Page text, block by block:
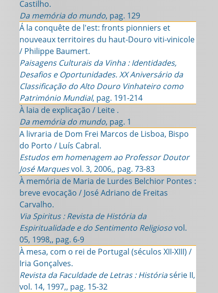
Castilho.
Da memória do mundo, pag. 129
Á la conquête de l'est: fronts pionniers et
nouveaux territoires du haut-Douro viti-vinicole
/ Philippe Baumert.
Paisagens Culturais da Vinha : Identidades,
Desafios e Oportunidades. XX Aniversário da
Classificação do Alto Douro Vinhateiro como
Património Mundial, pag. 191-214
À laia de explicação / Leite .
Da memória do mundo, pag. 1
A livraria de Dom Frei Marcos de Lisboa, Bispo
do Porto / Luís Cabral.
Estudos em homenagem ao Professor Doutor
José Marquesvol. 3, 2006,, pag. 73-83
À memória de Maria de Lurdes Belchior Pontes :
breve evocação / José Adriano de Freitas
Carvalho.
Via Spiritus : Revista de História da
Espiritualidade e do Sentimento Religiosovol.
05, 1998,, pag. 6-9
À mesa, com o rei de Portugal (séculos XII-XIII) /
Iria Gonçalves.
Revista da Faculdade de Letras : Históriasérie II,
vol. 14, 1997,, pag. 15-32